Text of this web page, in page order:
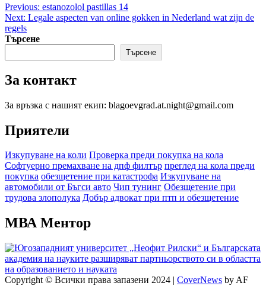
Post
navigation
Previous: estanozolol pastillas 14
Next: Legale aspecten van online gokken in Nederland wat zijn de
regels
Търсене
Търсене
За контакт
За връзка с нашият екип: blagoevgrad.at.night@gmail.com
Приятели
Изкупуване на коли Проверка преди покупка на кола
Софтуерно премахване на дпф филтър преглед на кола преди
покупка обезщетение при катастрофа Изкупуване на
автомобили от Бъгси авто Чип тунинг Обезщетение при
трудова злополука Добър адвокат при птп и обезщетение
МВА Ментор
Copyright © Всички права запазени 2024 | CoverNews by AF